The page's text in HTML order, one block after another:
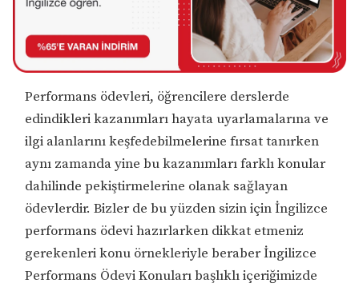
Performans ödevleri, öğrencilere derslerde
edindikleri kazanımları hayata uyarlamalarına ve
ilgi alanlarını keşfedebilmelerine fırsat tanırken
aynı zamanda yine bu kazanımları farklı konular
dahilinde pekiştirmelerine olanak sağlayan
ödevlerdir. Bizler de bu yüzden sizin için İngilizce
performans ödevi hazırlarken dikkat etmeniz
gerekenleri konu örnekleriyle beraber İngilizce
Performans Ödevi Konuları başlıklı içeriğimizde